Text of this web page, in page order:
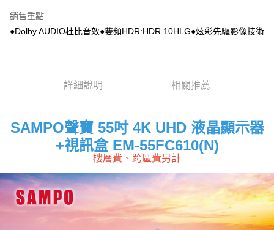
運送方式
宅配
每筆NT$150，滿NT$2,000(含以上)免運費
銷售重點
●Dolby AUDIO杜比音效●雙頻HDR:HDR 10HLG●炫彩先驅影像技術
詳細說明 相關推薦
SAMPO聲寶 55吋 4K UHD 液晶顯示器
+視訊盒 EM-55FC610(N)
樓層費、跨區費另計